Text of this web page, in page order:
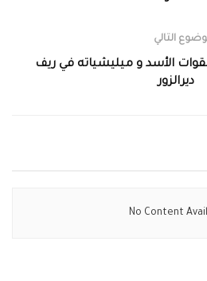
التالي
الأسد و ميليشياته في ريف
ديرالزور
No Content